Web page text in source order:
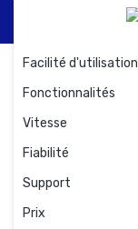
Facilité d'utilisation
Fonctionnalités
Vitesse
Fiabilité
Support
Prix